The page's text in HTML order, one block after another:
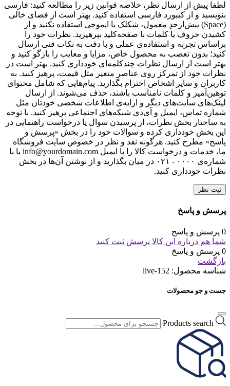
لطفا پیش از ارسال نظر، خلاصه قوانین زیر را مطالعه کنید: فارسی
بنویسید و از کیبورد فارسی استفاده کنید. بهتر است از فضای خالی
(Space) بیش‌از‌حدِ معمول، شکلک یا ایموجی استفاده نکنید و از
کشیدن حروف یا کلمات با صفحه‌کلید بپرهیزید. نظرات خود را
براساس تجربه و استفاده‌ی عملی و با دقت به نکات فنی ارسال
کنید؛ بدون تعصب به محصول خاص، مزایا و معایب را بازگو کنید و
بهتر است از ارسال نظرات چندکلمه‌‌ای خودداری کنید. بهتر است در
نظرات خود از تمرکز روی عناصر متغیر مثل قیمت، پرهیز کنید. به
کاربران و سایر اشخاص احترام بگذارید. پیام‌هایی که شامل محتوای
توهین‌آمیز و کلمات نامناسب باشند، حذف می‌شوند. از ارسال
لینک‌های سایت‌های دیگر و ارایه‌ی اطلاعات شخصی خودتان مثل
شماره تماس، ایمیل و آی‌دی شبکه‌های اجتماعی پرهیز کنید. با توجه
به ساختار بخش نظرات، از پرسیدن سوال یا درخواست راهنمایی در
این بخش خودداری کرده و سوالات خود را در بخش «پرسش و
پاسخ» مطرح کنید. هرگونه نقد و نظر در خصوص سایت فروشگاه
ما، خدمات و درخواست کالا را با ایمیل info@yourdomain.com یا با
شماره‌ی ۰۰۰۰ - ۰۲۱ در میان بگذارید و از نوشتن آن‌ها در بخش
نظرات خودداری کنید.
ثبت نظر
پرسش و پاسخ
0 پرسش و پاسخ
شما هم درباره این کالا پرسش ثبت کنید
0 پرسش و پاسخ
بازگشت
شناسه محصول: live-152
جست و جو محصولات
Products search